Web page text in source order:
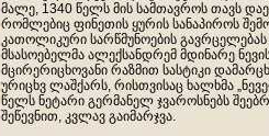
მალე, 1340 წელს მის სამთავროს თავს
რომლებიც ფინეთის ყურის სანაპიროს
კათოლიკური სარწმუნოების
მსასოებელმა ალექსანდრემ მდინარე
მცირერიცხოვანი რაზმით სასტიკი
ურიცხვ ლაშქარს, რისთვისაც ხალხმა
წელს ნეტარი გერმანელ ჯვაროსნებს
შეწევნით, კვლავ გაიმარჯვა.